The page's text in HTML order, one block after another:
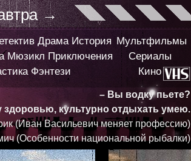
→
Драма История
Мюзикл Приключения
Фэнтези
Мультфильмы
Сериалы
Кино
– Вы водку пьете?
здоровью, культурно отдыхать умею.
(Иван Васильевич меняет профессию)
(Особенности национальной рыбалки)